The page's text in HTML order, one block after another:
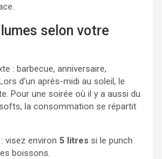
selon votre
: barbecue, anniversaire,
d’un après-midi au soleil, le
Pour une soirée où il y a aussi du
la consommation se répartit
visez environ 5 litres si le punch
boissons.